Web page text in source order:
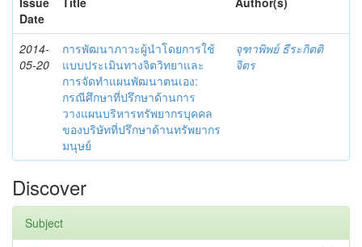
Date
2014-
05-20
การพัฒนาภาวะผู้นำโดยการใช้
แบบประเมินทางจิตวิทยาและ
การจัดทำแผนพัฒนาตนเอง:
กรณีศึกษาที่ปรึกษาด้านการ
วางแผนบริหารทรัพยากรบุคคล
ของบริษัทที่ปรึกษาด้านทรัพยากร
มนุษย์
จุฑาพิพย์ ธีระกิตติ
จิตร
Discover
Subject